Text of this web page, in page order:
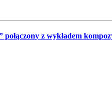
połączony z wykładem